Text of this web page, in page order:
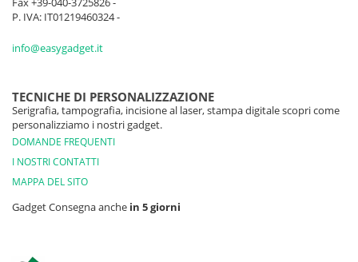
P. IVA: IT01219460324 -
info@easygadget.it
TECNICHE DI PERSONALIZZAZIONE
Serigrafia, tampografia, incisione al laser, stampa digitale scopri come
personalizziamo i nostri gadget.
DOMANDE FREQUENTI
I NOSTRI CONTATTI
MAPPA DEL SITO
Gadget Consegna anche in 5 giorni